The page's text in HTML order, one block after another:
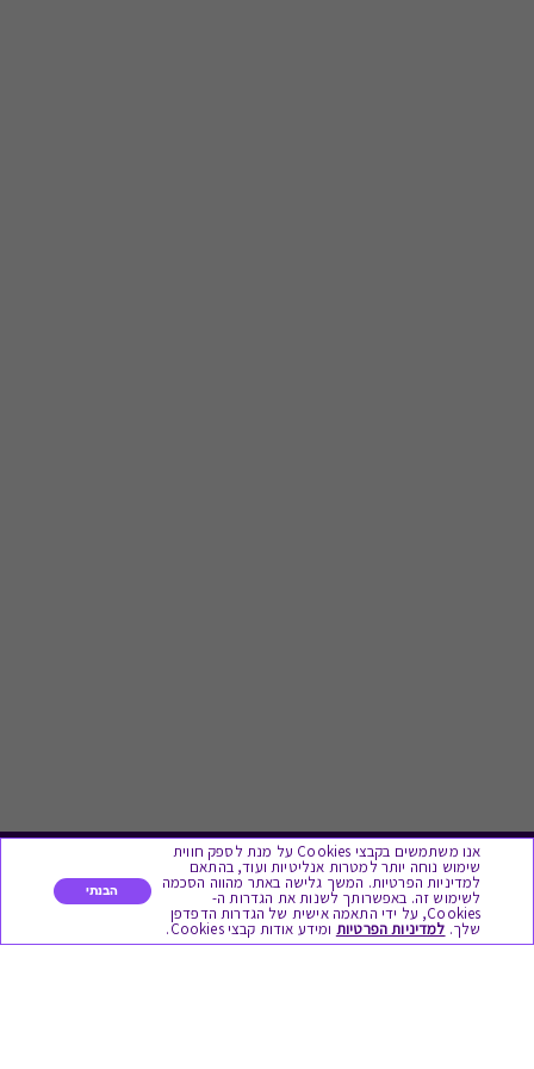
לתת מתנה
כל המתנות
אנו משתמשים בקבצי Cookies על מנת לספק חווית
שימוש נוחה יותר למטרות אנליטיות ועוד, בהתאם
למדיניות הפרטיות. המשך גלישה באתר מהווה הסכמה
לשימוש זה. באפשרותך לשנות את הגדרות ה-
Cookies, על ידי התאמה אישית של הגדרות הדפדפן
שלך. למדיניות הפרטיות ומידע אודות קבצי Cookies.
הבנתי